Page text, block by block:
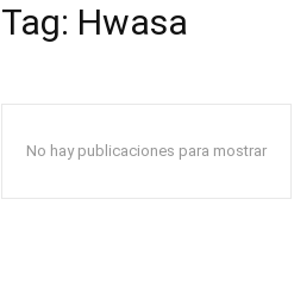
Tag: Hwasa
No hay publicaciones para mostrar